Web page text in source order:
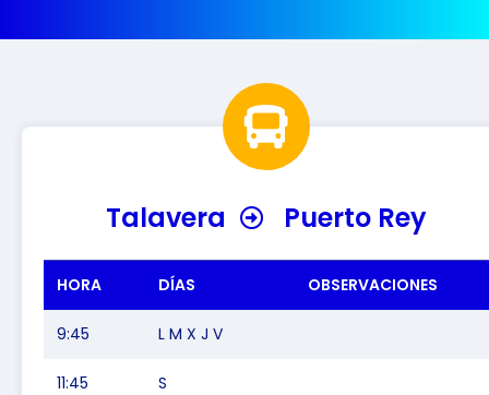
Talavera Puerto Rey
HORA DÍAS OBSERVACIONES
9:45 L M X J V
11:45 S